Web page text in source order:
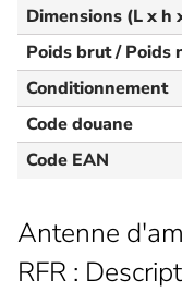
Dimensions (L x h
Poids brut / Poids
Conditionnement
Code douane
Code EAN
Antenne
RFR :